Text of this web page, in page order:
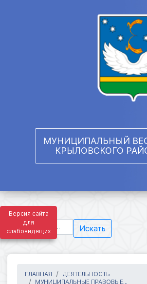
Версия сайта
для
слабовидящих
МУНИЦИПАЛЬНЫЙ
КРЫЛОВСКОГО
Искать
ГЛАВНАЯ
ДЕЯТЕЛЬНОСТЬ
МУНИЦИПАЛЬНЫЕ ПРАВОВЫЕ...